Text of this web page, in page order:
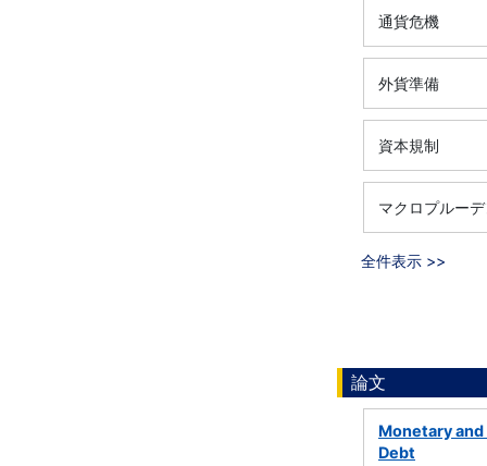
通貨危機
外貨準備
資本規制
マクロプルー
全件表示 >>
論文
Monetary
Debt